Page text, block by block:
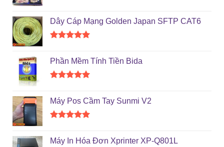
5 sao
Dây Cáp Mạng Golden Japan SFTP CAT6
5 sao
Phần Mềm Tính Tiền Bida
5 sao
Máy Pos Cầm Tay Sunmi V2
5 sao
Máy In Hóa Đơn Xprinter XP-Q801L